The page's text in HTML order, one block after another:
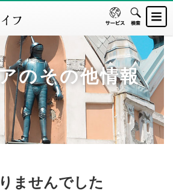
のその他情報
ませんでした